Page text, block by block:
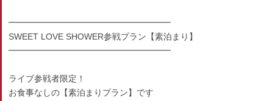
━━━━━━━━━━━━━━━━━━━
SWEET LOVE SHOWER参戦プラン【素泊まり】
━━━━━━━━━━━━━━━━━━━
ライブ参戦者限定！
お食事なしの【素泊まりプラン】です